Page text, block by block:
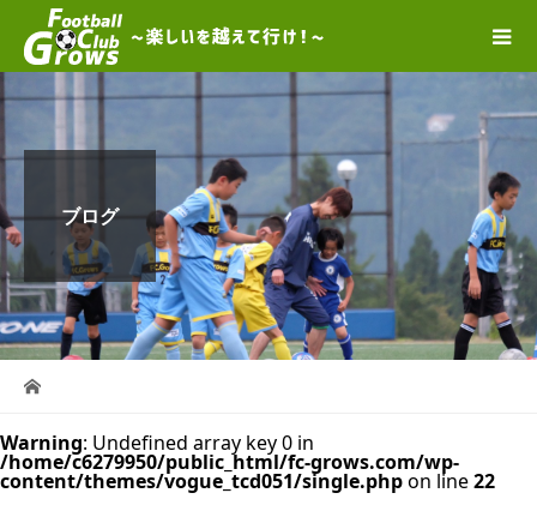
ブログ
Warning: Undefined array key 0 in
/home/c6279950/public_html/fc-grows.com/wp-
content/themes/vogue_tcd051/single.phpon line22